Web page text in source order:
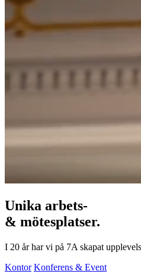
Unika arbets-
& mötesplatser.
I 20 år har vi på 7A skapat
Kontor Konferens & Event